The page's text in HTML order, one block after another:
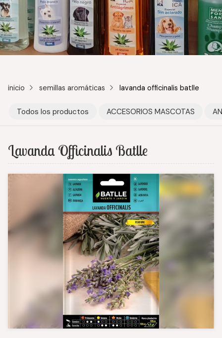
inicio semillas aromáticas lavanda officinalis batlle
Todos los productos ACCESORIOS MASCOTAS
Lavanda Officinalis Batlle